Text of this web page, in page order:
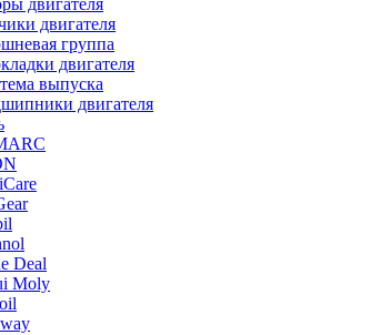
двигателя
двигателя
группа
двигателя
выпуска
двигателя
Deal
Moly